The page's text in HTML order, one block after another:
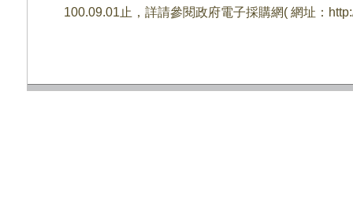
100.09.01止，詳請參閱政府電子採購網( 網址：